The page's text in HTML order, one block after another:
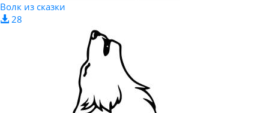
Волк из сказки
28